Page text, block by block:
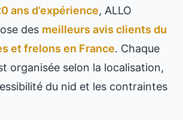
ans d’expérience, ALLO
des meilleurs avis clients du
et frelons en France. Chaque
organisée selon la localisation,
du nid et les contraintes